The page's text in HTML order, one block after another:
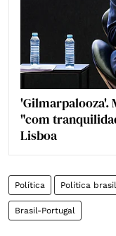
'Gilmarpalooza'.
"com
Lisboa
Política Política
Brasil-Portugal